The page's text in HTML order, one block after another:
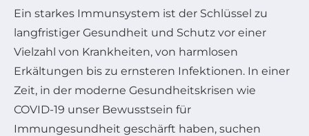
Ein starkes Immunsystem ist der Schlüssel zu
langfristiger Gesundheit und Schutz vor einer
Vielzahl von Krankheiten, von harmlosen
Erkältungen bis zu ernsteren Infektionen. In einer
Zeit, in der moderne Gesundheitskrisen wie
COVID-19 unser Bewusstsein für
Immungesundheit geschärft haben, suchen